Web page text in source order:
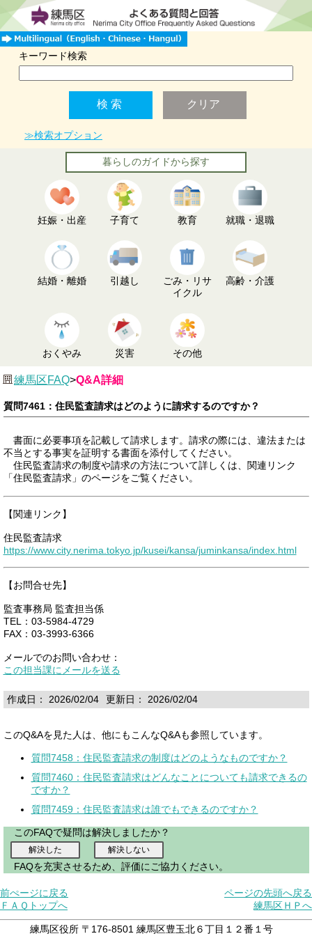
キーワード検索
≫検索オプション
暮らしのガイドから探す
妊娠・出産 子育て 教育 就職・退職
結婚・離婚 引越し
ごみ・リサ
イクル
高齢・介護
おくやみ 災害 その他
練馬区FAQ>Q&A詳細
質問7461：住民監査請求はどのように請求するのですか？
書面に必要事項を記載して請求します。請求の際には、違法または
不当とする事実を証明する書面を添付してください。
住民監査請求の制度や請求の方法について詳しくは、関連リンク
「住民監査請求」のページをご覧ください。
【関連リンク】
住民監査請求
https://www.city.nerima.tokyo.jp/kusei/kansa/juminkansa/index.html
【お問合せ先】
監査事務局 監査担当係
TEL：03-5984-4729
FAX：03-3993-6366
メールでのお問い合わせ：
この担当課にメールを送る
作成日： 2026/02/04 更新日： 2026/02/04
このQ&Aを見た人は、他にもこんなQ&Aも参照しています。
質問7458：住民監査請求の制度はどのようなものですか？
質問7460：住民監査請求はどんなことについても請求できるの
ですか？
質問7459：住民監査請求は誰でもできるのですか？
このFAQで疑問は解決しましたか？
FAQを充実させるため、評価にご協力ください。
前ぺージに戻る
ページの先頭へ戻る
ＦＡＱトップへ
練馬区ＨＰへ
練馬区役所 〒176-8501 練馬区豊玉北６丁目１２番１号